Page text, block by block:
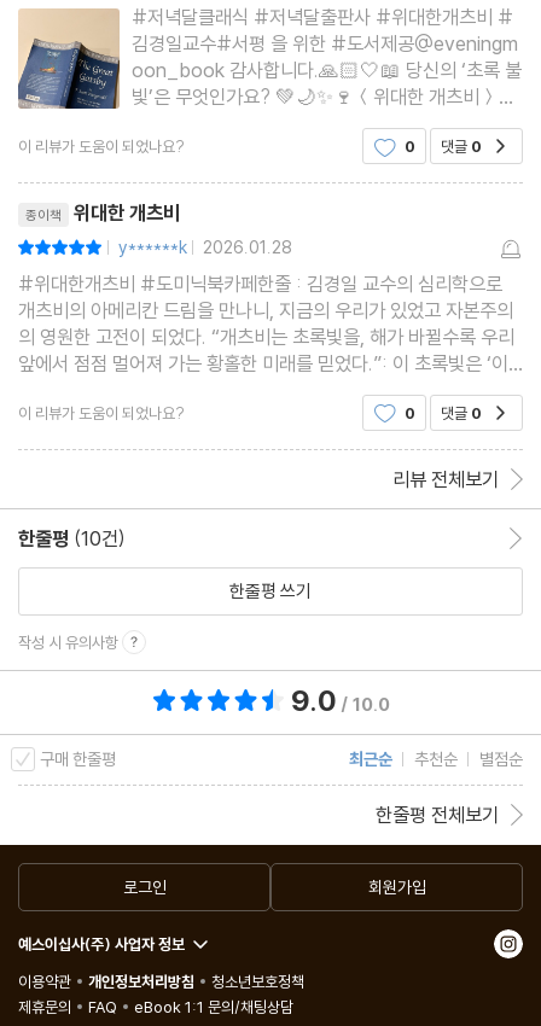
#저녁달클래식 #저녁달출판사 #위대한개츠비 #
김경일교수#서평 을 위한 #도서제공@eveningm
oon_book 감사합니다.🙏🏻🤍📖 당신의 ‘초록 불
빛’은 무엇인가요? 💚🌙✨🍷＜위대한 개츠비＞를
떠올리면 나는 항상 화려한 파티와 저 멀리 초록 불
빛을 바라보는 개츠비가 생각난다.처음 영화로 접했
을 땐 단순한 로맨스라고 생각했다.사랑을 이루지 못
한 주인공의 비극이 오래
이 리뷰가 도움이 되었나요? 0 댓글 0
종이책 위대한 개츠비
| y******k | 2026.01.28
#위대한개츠비 #도미닉북카페한줄 : 김경일 교수의 심리학으로
개츠비의 아메리칸 드림을 만나니, 지금의 우리가 있었고 자본주의
의 영원한 고전이 되었다. “개츠비는 초록빛을, 해가 바뀔수록 우리
앞에서 점점 멀어져 가는 황홀한 미래를 믿었다.”: 이 초록빛은 ‘이
상적 자아(ideal self)'가 가진 환상의 색깔입니다. 지금 여기의 나
와는 다른, 언젠가 도달하고 싶은 나, 언제
이 리뷰가 도움이 되었나요? 0 댓글 0
리뷰 전체보기
한줄평 (10건)
한줄평 쓰기
작성 시 유의사항
9.0 / 10.0
구매 한줄평 최근순 추천순 별점순
한줄평 전체보기
로그인 회원가입
예스이십사(주) 사업자 정보
이용약관
개인정보처리방침
청소년보호정책
제휴문의
FAQ eBook 1:1 문의/채팅상담